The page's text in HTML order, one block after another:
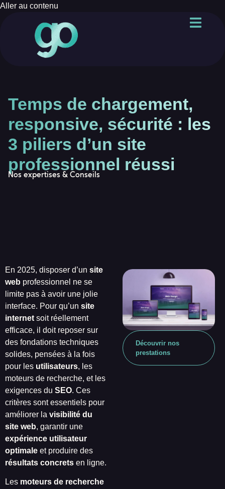
Aller au contenu
Temps de chargement,
responsive, sécurité : les
3 piliers d’un site
professionnel réussi
Nos expertises & Conseils
En 2025, disposer d’un site
web professionnel ne se
limite pas à avoir une jolie
interface. Pour qu’un site
internet soit réellement
efficace, il doit reposer sur
des fondations techniques
solides, pensées à la fois
pour les utilisateurs, les
moteurs de recherche, et les
exigences du SEO. Ces
critères sont essentiels pour
améliorer la visibilité du
site web, garantir une
expérience utilisateur
optimale et produire des
résultats concrets en ligne.
Les moteurs de recherche
Découvrir nos
prestations